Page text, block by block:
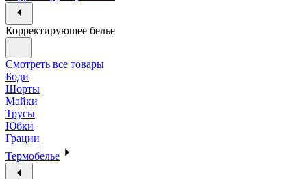
Корректирующее белье
Смотреть все товары
Боди
Шорты
Майки
Трусы
Юбки
Грации
Термобелье